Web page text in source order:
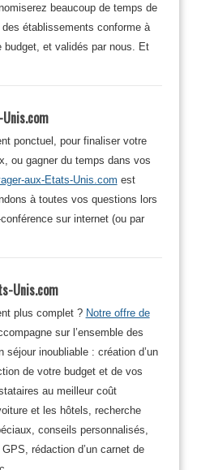
beaucoup de temps de
établissements conforme à
et validés par nous. Et
ponctuel, pour finaliser votre
ou gagner du temps dans vos
aux-Etats-Unis.com est
à toutes vos questions lors
sur internet (ou par
Unis.com
plus complet ? Notre offre de
sur l’ensemble des
séjour inoubliable : création d’un
de votre budget et de vos
au meilleur coût
et les hôtels, recherche
conseils personnalisés,
rédaction d’un carnet de